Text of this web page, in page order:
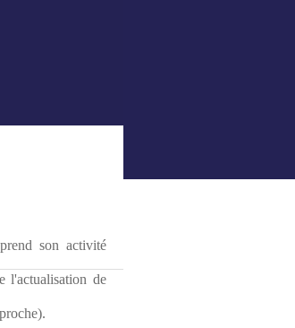
son activité
l'actualisation de